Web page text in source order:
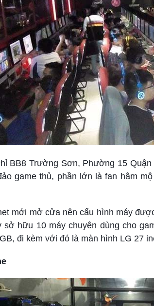
BB8 Trường Sơn, Phường 15
game thủ, phần lớn là fan hâm
mới mở cửa nên cấu hình máy
sở hữu 10 máy chuyên dùng cho
đi kèm với đó là màn hình LG 27